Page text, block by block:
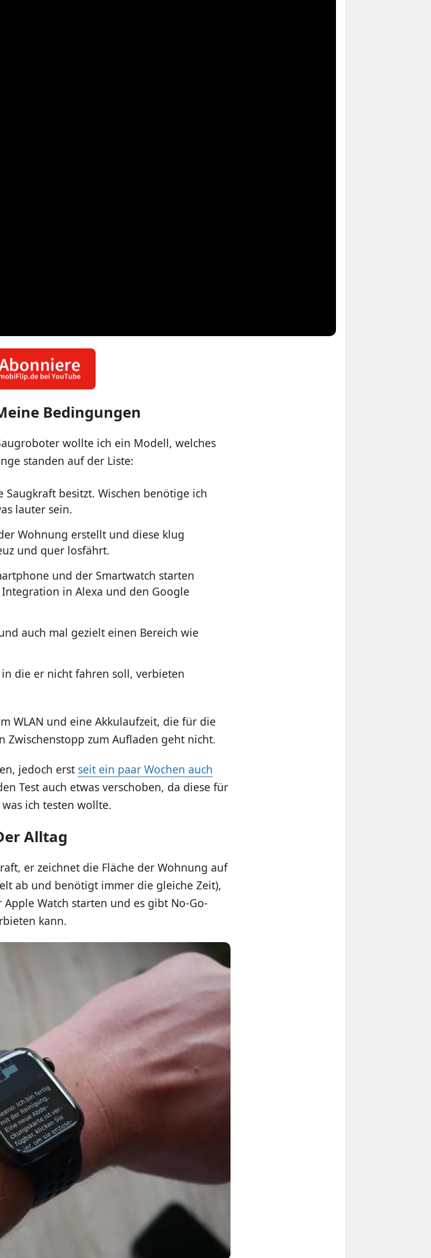
Bedingungen
wollte ich ein Modell, welches
standen auf der Liste:
besitzt. Wischen benötige ich
lauter sein.
Wohnung erstellt und diese klug
und quer losfährt.
und der Smartwatch starten
in Alexa und den Google
auch mal gezielt einen Bereich wie
die er nicht fahren soll, verbieten
WLAN und eine Akkulaufzeit, die für die
Zwischenstopp zum Aufladen geht nicht.
jedoch erst seit ein paar Wochen auch
Test auch etwas verschoben, da diese für
ich testen wollte.
Alltag
er zeichnet die Fläche der Wohnung auf
ab und benötigt immer die gleiche Zeit),
Watch starten und es gibt No-Go-
kann.